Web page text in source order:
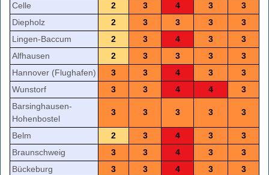
Celle
2 3 4 3
3
Diepholz
2 3 3 3
3
Lingen-Baccum
2 3 4 3
3
Alfhausen
2 3 3 3
3
Hannover (Flughafen)
3 3 4 3
3
Wunstorf
3 3 4 4
3
Barsinghausen-
Hohenbostel
3 3 3 3 3
Belm 2 3 4 3
3
Braunschweig
3 3 4 3
3
Bückeburg
3 3 4 3
3